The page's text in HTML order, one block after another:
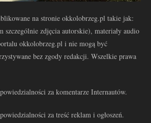
na stronie okkolobrzeg.pl takie jak:
szczególnie zdjęcia autorskie), materiały audio
okkolobrzeg.pl i nie mogą być
bez zgody redakcji. Wszelkie prawa
za komentarze Internautów.
za treść reklam i ogłoszeń.